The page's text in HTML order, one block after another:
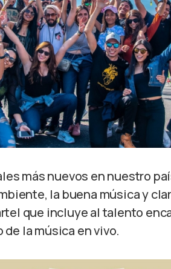
más nuevos en nuestro
la buena música y
que incluye al talento
la música en vivo.